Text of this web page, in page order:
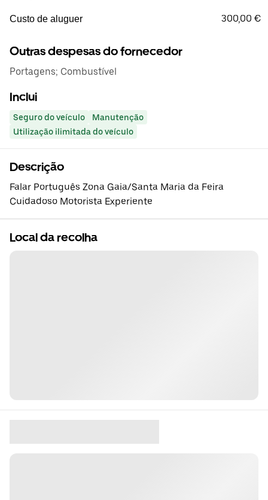
Custo de aluguer 300,00 €
Outras despesas do fornecedor
Portagens; Combustível
Inclui
Seguro do veículo
Manutenção
Utilização ilimitada do veículo
Descrição
Falar Português Zona Gaia/Santa Maria da Feira
Cuidadoso Motorista Experiente
Local da recolha